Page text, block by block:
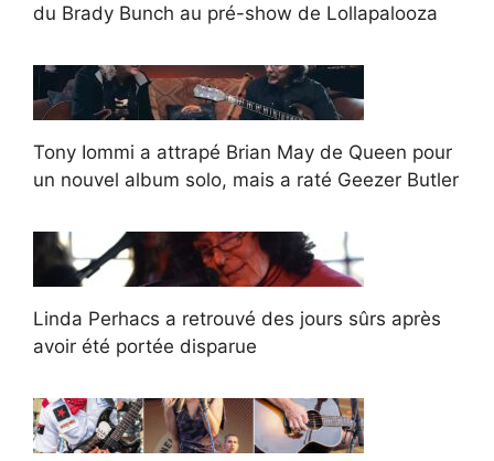
du Brady Bunch au pré-show de Lollapalooza
Tony Iommi a attrapé Brian May de Queen pour
un nouvel album solo, mais a raté Geezer Butler
Linda Perhacs a retrouvé des jours sûrs après
avoir été portée disparue